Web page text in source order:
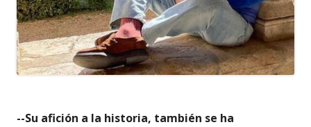
--Su afición a la historia, también se ha